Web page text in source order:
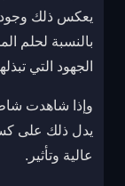
يعكس ذلك وجود
بالنسبة لحلم
الجهود التي
وإذا شاهدت
يدل ذلك على
عالية وتأثير.